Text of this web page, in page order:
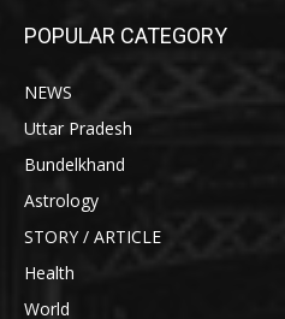
POPULAR CATEGORY
NEWS
Uttar Pradesh
Bundelkhand
Astrology
STORY / ARTICLE
Health
World